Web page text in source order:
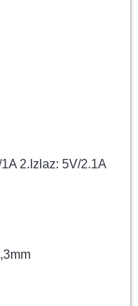
2.Izlaz: 5V/2.1A